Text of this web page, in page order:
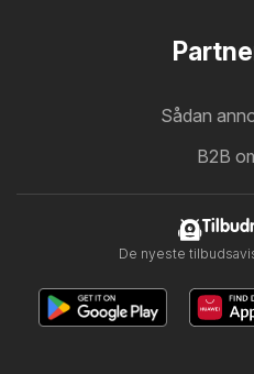
Sådan
B2B
De nyeste